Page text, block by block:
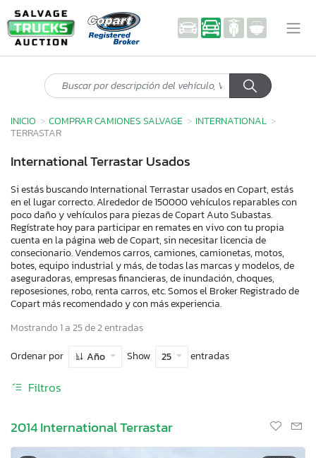
INICIO COMPRAR CAMIONES SALVAGE
INTERNATIONAL
TERRASTAR
International Terrastar Usados
Si estás buscando International Terrastar usados en Copart, estás
en el lugar correcto. Alrededor de 150000 vehículos reparables con
poco daño y vehículos para piezas de Copart Auto Subastas.
Regístrate hoy para participar en remates en vivo con tu propia
cuenta en la página web de Copart, sin necesitar licencia de
consecionario. Vendemos carros, camiones, camionetas, motos,
botes, equipo industrial y más, de todas las marcas y modelos, de
aseguradoras, empresas financieras, de inundación, choques,
reposesiones, robo, renta carros, etc. Somos el Broker Registrado de
Copart más recomendado y con más experiencia.
Mostrando 1 a 25 de 2 entradas
Ordenar por
Año Show 25 entradas
Filtros
2014 International Terrastar